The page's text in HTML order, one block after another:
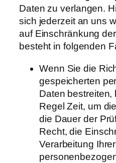
Daten zu verlangen.
sich jederzeit an uns
auf Einschränkung
besteht in folgenden
Wenn Sie die
gespeicherten
Daten bestreiten,
Regel Zeit, um
die Dauer der
Recht, die
Verarbeitung Ihrer